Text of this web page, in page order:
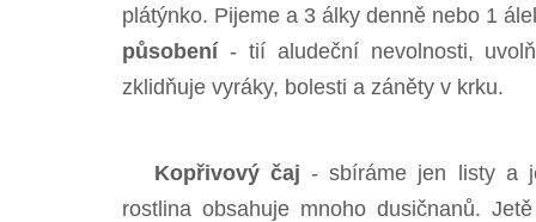
plátýnko. Pijeme a 3 álky denně nebo 1
působení- tií aludeční nevolnosti,
zklidňuje vyráky, bolesti a záněty v krku.
Kopřivový čaj - sbíráme jen listy a
rostlina obsahuje mnoho dusičnanů.